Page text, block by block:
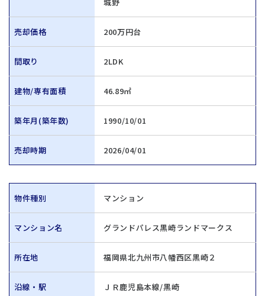
売却価格 200万円台
間取り 2LDK
建物/専有面積 46.89㎡
築年月(築年数) 1990/10/01
売却時期 2026/04/01
物件種別 マンション
マンション名 グランドパレス黒崎ランドマークス
所在地 福岡県北九州市八幡西区黒崎２
沿線・駅 ＪＲ鹿児島本線/黒崎